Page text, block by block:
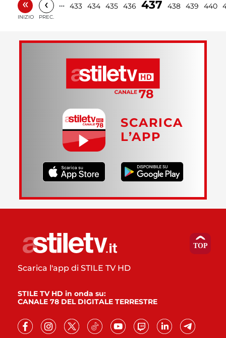
«
INIZIO
‹
PREC.
… 433 434 435 436 437 438 439 440
SCARICA
L’APP
Scarica l'app di STILE TV HD
STILE TV HD in onda su:
CANALE 78 DEL DIGITALE TERRESTRE